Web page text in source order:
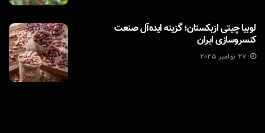
لوبیا چیتی ازبکستان؛ گزینه ایده‌آل صنعت
کنسروسازی ایران
27 نوامبر 2025